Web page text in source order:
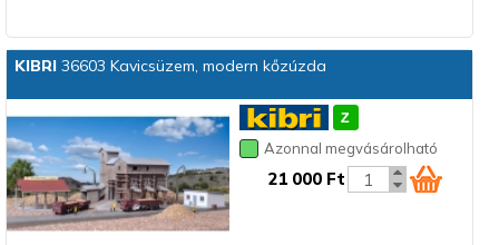
KIBRI36603 Kavicsüzem, modern kőzúzda
Azonnal megvásárolható
21 000 Ft